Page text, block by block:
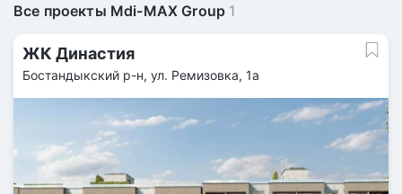
Все проекты Mdi-MAX Group 1
ЖК Династия
Бостандыкский р-н, ул. Ремизовка, 1а